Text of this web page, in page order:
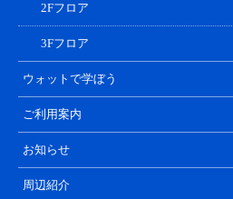
2Fフロア
3Fフロア
ウォットで学ぼう
ご利用案内
お知らせ
周辺紹介